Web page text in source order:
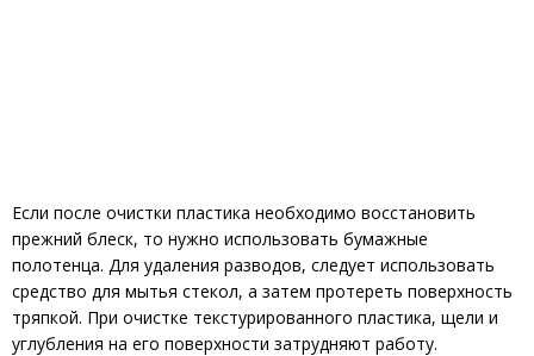
Если после очистки пластика необходимо восстановить
прежний блеск, то нужно использовать бумажные
полотенца. Для удаления разводов, следует использовать
средство для мытья стекол, а затем протереть поверхность
тряпкой. При очистке текстурированного пластика, щели и
углубления на его поверхности затрудняют работу.